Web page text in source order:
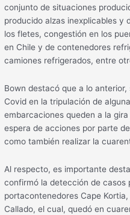
conjunto de situaciones
producido alzas inexplicables y
los fletes, congestión en los
en Chile y de contenedores
camiones refrigerados, entre
Bown destacó que a lo
Covid en la tripulación de
embarcaciones queden a la
espera de acciones por parte
como también realizar la
Al respecto, es importante
confirmó la detección de casos
portacontenedores Cape
Callado, el cual, quedó en